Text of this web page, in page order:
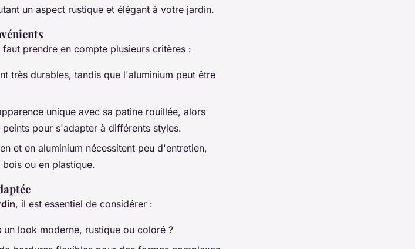
un aspect rustique et élégant à votre jardin.
faut prendre en compte plusieurs critères :
très durables, tandis que l'aluminium peut être
unique avec sa patine rouillée, alors
pour s'adapter à différents styles.
et en aluminium nécessitent peu d'entretien,
ou en plastique.
, il est essentiel de considérer :
un look moderne, rustique ou coloré ?